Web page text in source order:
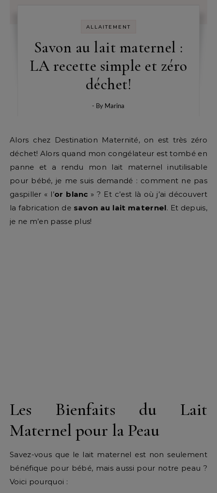
ALLAITEMENT
Savon au lait maternel :
LA recette simple et zéro
déchet!
- By Marina
Alors chez Destination Maternité, on est très zéro
déchet! Alors quand mon congélateur est tombé en
panne et a rendu mon lait maternel inutilisable
pour bébé, je me suis demandé : comment ne pas
gaspiller « l’or blanc » ? Et c’est là où j’ai découvert
la fabrication de savon au lait maternel. Et depuis,
je ne m’en passe plus!
Les Bienfaits du Lait
Maternel pour la Peau
Savez-vous que le lait maternel est non seulement
bénéfique pour bébé, mais aussi pour notre peau ?
Voici pourquoi :